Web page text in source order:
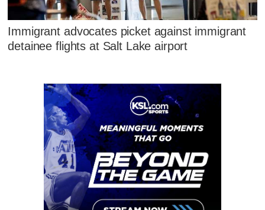
Immigrant advocates picket against immigrant
detainee flights at Salt Lake airport